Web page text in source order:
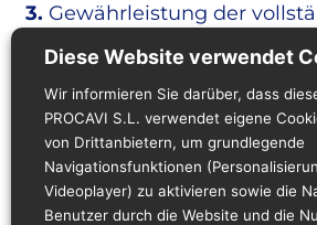
3. Gewährleistung der
System die Kontrolle aller
ermöglicht: von der
Marktbedürfnisse und -
Rohstoffe für die Herstellung
Futtermitteln bis hin zu den
Zucht- und
Herstellung und
Diese Website verwendet
Wir informieren Sie darüber, dass
PROCAVI S.L. verwendet eigene
von Drittanbietern, um grundlegende
Navigationsfunktionen
Videoplayer) zu aktivieren sowie die
Benutzer durch die Website und die